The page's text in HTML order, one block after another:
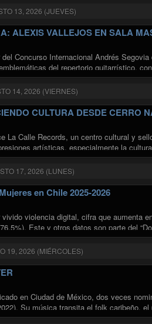
13, 2026 (JUEVES)
ALEXIS VALLEJOS EN SALA
Concurso Internacional Andrés
del repertorio guitarrístico,
DE LA GUITARRA: ALEXIS VALLEJOS
14, 2026 (VIERNES)
CULTURA DESDE CERRO
La Calle Records, un centro cultural y
artísticas, especialmente la
17, 2026 (LUNES)
en Chile 2025-2026
violencia digital, cifra que aumenta
Este y otros datos son parte del
Violencia contra Mujeres en Chile 2025-
19, 2026 (MIÉRCOLES)
en Ciudad de México, dos veces
Su música transita el folk caribeño,
MASTER"